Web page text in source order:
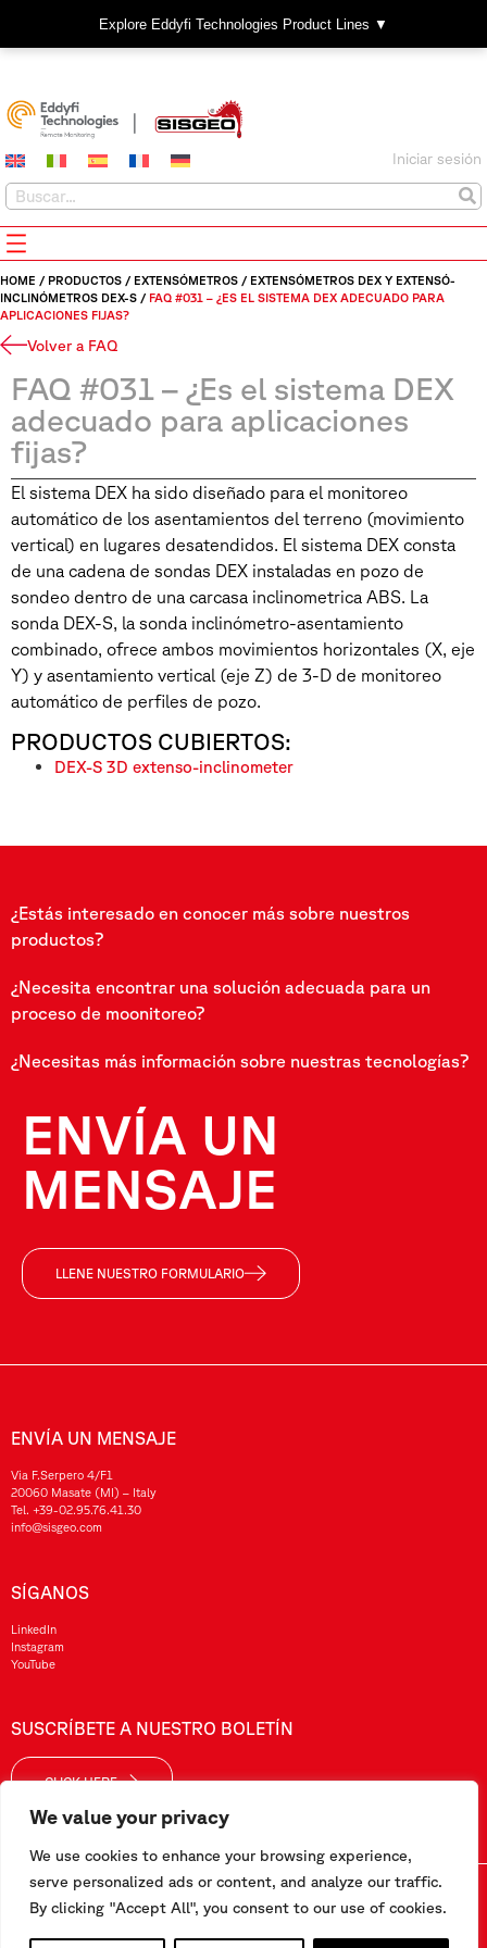
We value your privacy
We use cookies to enhance your browsing experience,
serve personalized ads or content, and analyze our traffic.
By clicking "Accept All", you consent to our use of cookies.
Explore Eddyfi Technologies Product Lines ▼
Iniciar sesión
HOME / PRODUCTOS / EXTENSÓMETROS / EXTENSÓMETROS DEX Y EXTENSÓ-
INCLINÓMETROS DEX-S / FAQ #031 – ¿ES EL SISTEMA DEX ADECUADO PARA
APLICACIONES FIJAS?
Volver a FAQ
FAQ #031 – ¿Es el sistema DEX
adecuado para aplicaciones
fijas?
El sistema DEX ha sido diseñado para el monitoreo
automático de los asentamientos del terreno (movimiento
vertical) en lugares desatendidos. El sistema DEX consta
de una cadena de sondas DEX instaladas en pozo de
sondeo dentro de una carcasa inclinometrica ABS. La
sonda DEX-S, la sonda inclinómetro-asentamiento
combinado, ofrece ambos movimientos horizontales (X, eje
Y) y asentamiento vertical (eje Z) de 3-D de monitoreo
automático de perfiles de pozo.
PRODUCTOS CUBIERTOS:
DEX-S 3D extenso-inclinometer
¿Estás interesado en conocer más sobre nuestros
productos?
¿Necesita encontrar una solución adecuada para un
proceso de moonitoreo?
¿Necesitas más información sobre nuestras tecnologías?
ENVÍA UN
MENSAJE
LLENE NUESTRO FORMULARIO
ENVÍA UN MENSAJE
Via F.Serpero 4/F1
20060 Masate (MI) – Italy
Tel. +39-02.95.76.41.30
info@sisgeo.com
SÍGANOS
LinkedIn
Instagram
YouTube
SUSCRÍBETE A NUESTRO BOLETÍN
CLICK HERE
Sisgeo SRL – VAT No./ CF / Reg. Imp.: 10732420152 – REA: 1413159 – Share Cap. €99.000,00